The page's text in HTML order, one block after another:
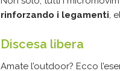
rinforzando i legamenti,
Discesa libera
Amate l’outdoor? Ecco